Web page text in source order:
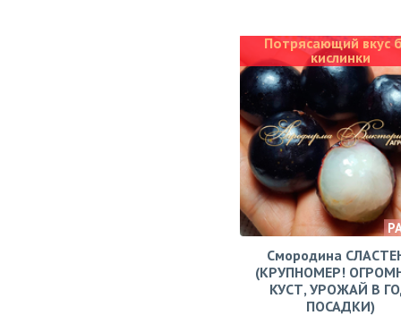
Потрясающий вкус
кислинки
Смородина
(КРУПНОМЕР!
КУСТ, УРОЖАЙ В
ПОСАДКИ)